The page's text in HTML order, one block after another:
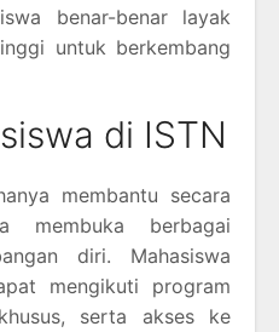
benar-benar layak
untuk berkembang
di ISTN
membantu secara
membuka berbagai
diri. Mahasiswa
mengikuti program
serta akses ke